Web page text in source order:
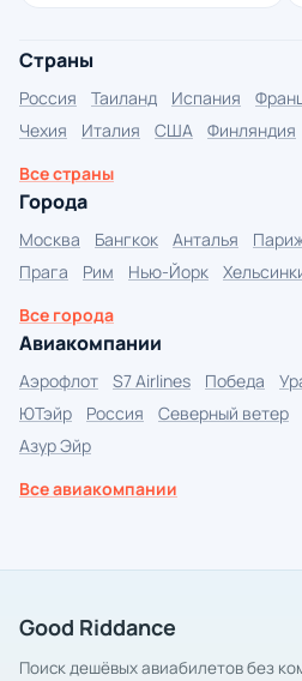
Страны
Россия Таиланд Испания
Чехия
Италия США
Финляндия
Все страны
Города
Москва Бангкок Анталья
Прага
Рим Нью-Йорк
Все города
Авиакомпании
Аэрофлот S7 Airlines Победа
ЮТэйр
Россия Северный ветер
Азур Эйр
Все авиакомпании
Good Riddance
Поиск дешёвых авиабилетов без